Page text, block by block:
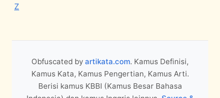
Z
Obfuscated by artikata.com. Kamus Definisi,
Kamus Kata, Kamus Pengertian, Kamus Arti.
Berisi kamus KBBI (Kamus Besar Bahasa